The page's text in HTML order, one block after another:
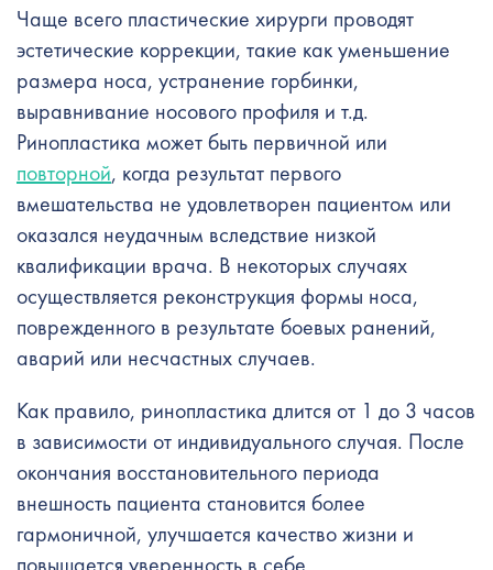
Чаще всего пластические хирурги проводят
эстетические коррекции, такие как уменьшение
размера носа, устранение горбинки,
выравнивание носового профиля и т.д.
Ринопластика может быть первичной или
повторной, когда результат первого
вмешательства не удовлетворен пациентом или
оказался неудачным вследствие низкой
квалификации врача. В некоторых случаях
осуществляется реконструкция формы носа,
поврежденного в результате боевых ранений,
аварий или несчастных случаев.
Как правило, ринопластика длится от 1 до 3 часов
в зависимости от индивидуального случая. После
окончания восстановительного периода
внешность пациента становится более
гармоничной, улучшается качество жизни и